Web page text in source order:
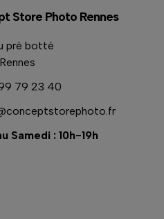
Store Photo Rennes
pré botté
79 23 40
Samedi : 10h-19h